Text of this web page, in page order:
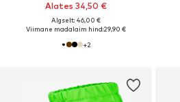
Alates 34,50 €
Algselt: 46,00 €
Viimane madalaim hind:29,90 €
+2